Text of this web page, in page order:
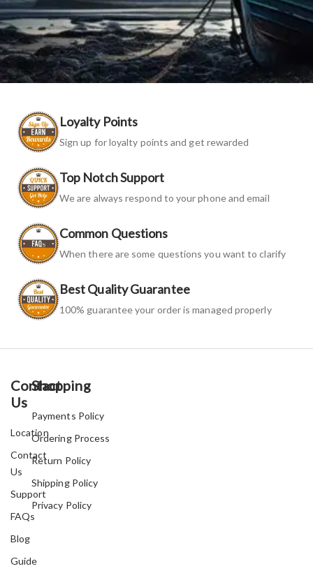
Loyalty Points
Sign up for loyalty points and get rewarded
Top Notch Support
We are always respond to your phone and email
Common Questions
When there are some questions you want to clarify
Best Quality Guarantee
100% guarantee your order is managed properly
Contact
Us
Location
Contact
Us
Support
FAQs
Blog
Guide
Shopping
Payments Policy
Ordering Process
Return Policy
Shipping Policy
Privacy Policy